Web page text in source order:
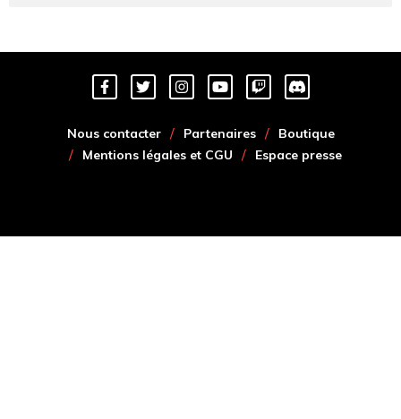
Nous contacter Partenaires
Boutique
Mentions légales et CGU
Espace presse